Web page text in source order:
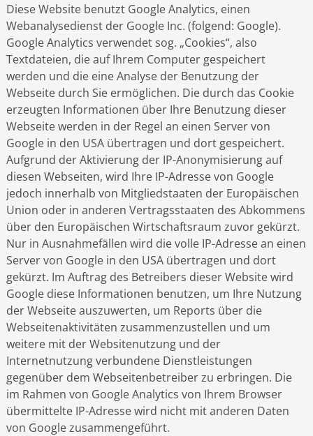
Diese Website benutzt Google Analytics, einen
Webanalysedienst der Google Inc. (folgend: Google).
Google Analytics verwendet sog. „Cookies“, also
Textdateien, die auf Ihrem Computer gespeichert
werden und die eine Analyse der Benutzung der
Webseite durch Sie ermöglichen. Die durch das Cookie
erzeugten Informationen über Ihre Benutzung dieser
Webseite werden in der Regel an einen Server von
Google in den USA übertragen und dort gespeichert.
Aufgrund der Aktivierung der IP-Anonymisierung auf
diesen Webseiten, wird Ihre IP-Adresse von Google
jedoch innerhalb von Mitgliedstaaten der Europäischen
Union oder in anderen Vertragsstaaten des Abkommens
über den Europäischen Wirtschaftsraum zuvor gekürzt.
Nur in Ausnahmefällen wird die volle IP-Adresse an einen
Server von Google in den USA übertragen und dort
gekürzt. Im Auftrag des Betreibers dieser Website wird
Google diese Informationen benutzen, um Ihre Nutzung
der Webseite auszuwerten, um Reports über die
Webseitenaktivitäten zusammenzustellen und um
weitere mit der Websitenutzung und der
Internetnutzung verbundene Dienstleistungen
gegenüber dem Webseitenbetreiber zu erbringen. Die
im Rahmen von Google Analytics von Ihrem Browser
übermittelte IP-Adresse wird nicht mit anderen Daten
von Google zusammengeführt.